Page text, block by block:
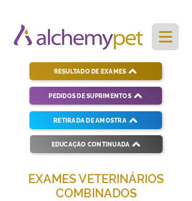
PEDIDOS DE SUPRIMENTOS
RESULTADO DE EXAMES
RETIRADA DE AMOSTRA
EDUCAÇÃO CONTINUADA
EXAMES VETERINÁRIOS
COMBINADOS